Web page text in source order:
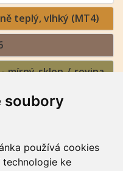
soubory
používá cookies
ke
teplý, vlhký (MT4)
mírný sklon / rovina
jih (jihozápad až
(jihozápad až
sever
půdy:
hluboká